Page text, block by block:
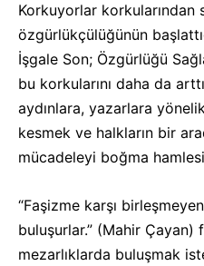
Korkuyorlar korkularından
özgürlükçülüğünün
İşgale Son; Özgürlüğü
bu korkularını daha da
aydınlara, yazarlara
kesmek ve halkların bir
mücadeleyi boğma
“Faşizme karşı
buluşurlar.” (Mahir Çayan)
mezarlıklarda buluşmak